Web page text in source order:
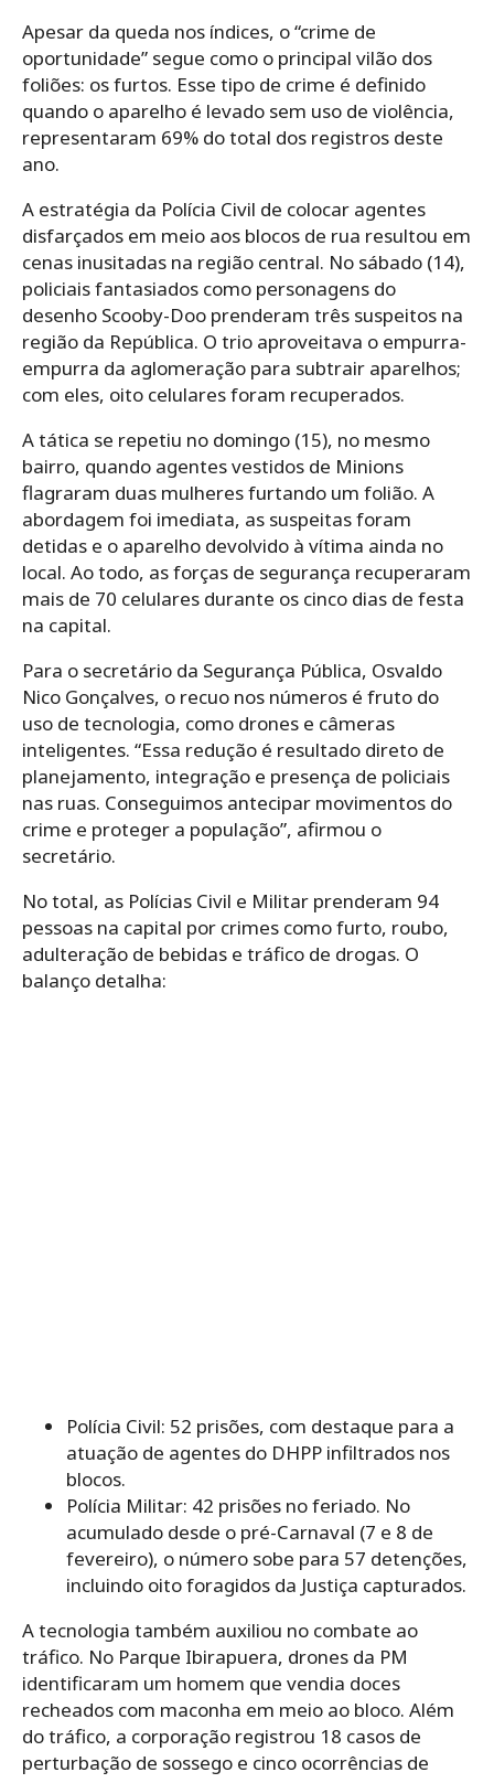
Apesar da queda nos índices, o “crime de
oportunidade” segue como o principal vilão dos
foliões: os furtos. Esse tipo de crime é definido
quando o aparelho é levado sem uso de violência,
representaram 69% do total dos registros deste
ano.
A estratégia da Polícia Civil de colocar agentes
disfarçados em meio aos blocos de rua resultou em
cenas inusitadas na região central. No sábado (14),
policiais fantasiados como personagens do
desenho Scooby-Doo prenderam três suspeitos na
região da República. O trio aproveitava o empurra-
empurra da aglomeração para subtrair aparelhos;
com eles, oito celulares foram recuperados.
A tática se repetiu no domingo (15), no mesmo
bairro, quando agentes vestidos de Minions
flagraram duas mulheres furtando um folião. A
abordagem foi imediata, as suspeitas foram
detidas e o aparelho devolvido à vítima ainda no
local. Ao todo, as forças de segurança recuperaram
mais de 70 celulares durante os cinco dias de festa
na capital.
Para o secretário da Segurança Pública, Osvaldo
Nico Gonçalves, o recuo nos números é fruto do
uso de tecnologia, como drones e câmeras
inteligentes. “Essa redução é resultado direto de
planejamento, integração e presença de policiais
nas ruas. Conseguimos antecipar movimentos do
crime e proteger a população”, afirmou o
secretário.
No total, as Polícias Civil e Militar prenderam 94
pessoas na capital por crimes como furto, roubo,
adulteração de bebidas e tráfico de drogas. O
balanço detalha:
Polícia Civil: 52 prisões, com destaque para a
atuação de agentes do DHPP infiltrados nos
blocos.
Polícia Militar: 42 prisões no feriado. No
acumulado desde o pré-Carnaval (7 e 8 de
fevereiro), o número sobe para 57 detenções,
incluindo oito foragidos da Justiça capturados.
A tecnologia também auxiliou no combate ao
tráfico. No Parque Ibirapuera, drones da PM
identificaram um homem que vendia doces
recheados com maconha em meio ao bloco. Além
do tráfico, a corporação registrou 18 casos de
perturbação de sossego e cinco ocorrências de